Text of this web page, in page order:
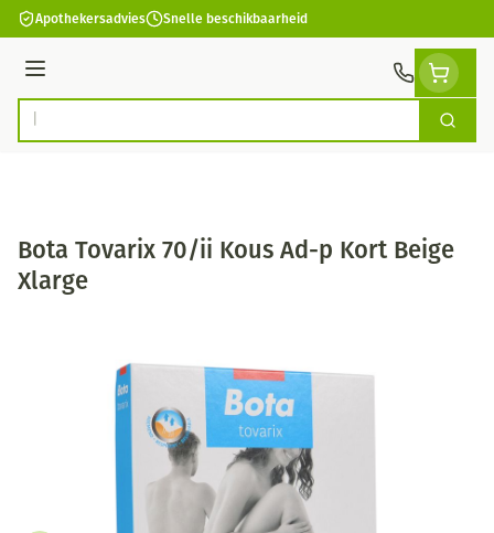
Ga naar de inhoud
Apothekersadvies Snelle beschikbaarheid
Menu
Product, merk, categorie... Zoek
Bota Tovarix 70/ii Kous Ad-p Kort Beige
Xlarge